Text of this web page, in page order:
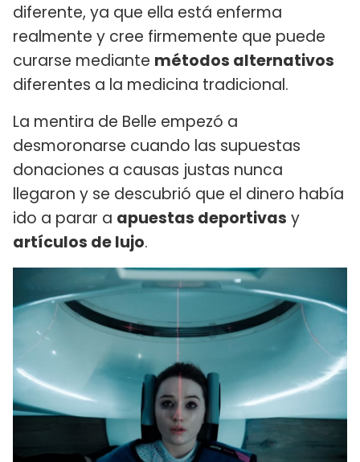
diferente, ya que ella está enferma
realmente y cree firmemente que puede
curarse mediante métodos alternativos
diferentes a la medicina tradicional.
La mentira de Belle empezó a
desmoronarse cuando las supuestas
donaciones a causas justas nunca
llegaron y se descubrió que el dinero había
ido a parar a apuestas deportivas y
artículos de lujo.